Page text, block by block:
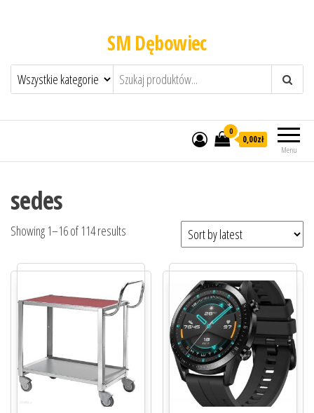
SM Dębowiec
Menu
0
0,00zł
sedes
Showing 1–16 of 114 results